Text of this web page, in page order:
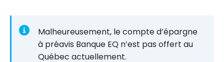
Malheureusement, le compte d’épargne
à préavis Banque EQ n’est pas offert au
Québec actuellement.